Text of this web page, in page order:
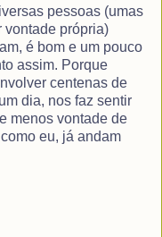
pessoas (umas
vontade própria)
é bom e um pouco
assim. Porque
centenas de
dia, nos faz sentir
menos vontade de
eu, já andam